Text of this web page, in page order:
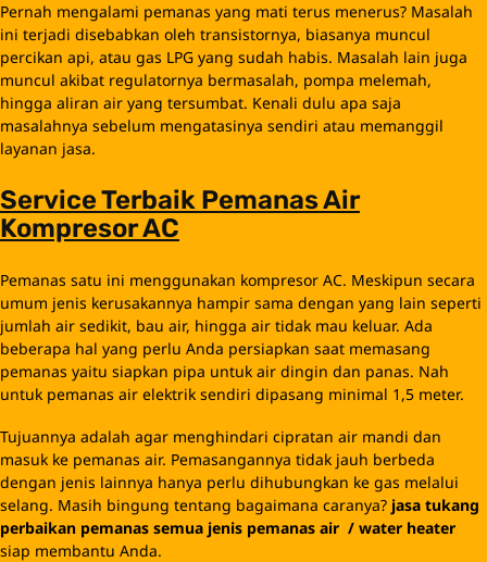
Pernah mengalami pemanas yang mati terus menerus? Masalah
ini terjadi disebabkan oleh transistornya, biasanya muncul
percikan api, atau gas LPG yang sudah habis. Masalah lain juga
muncul akibat regulatornya bermasalah, pompa melemah,
hingga aliran air yang tersumbat. Kenali dulu apa saja
masalahnya sebelum mengatasinya sendiri atau memanggil
layanan jasa.
Service Terbaik Pemanas Air
Kompresor AC
Pemanas satu ini menggunakan kompresor AC. Meskipun secara
umum jenis kerusakannya hampir sama dengan yang lain seperti
jumlah air sedikit, bau air, hingga air tidak mau keluar. Ada
beberapa hal yang perlu Anda persiapkan saat memasang
pemanas yaitu siapkan pipa untuk air dingin dan panas. Nah
untuk pemanas air elektrik sendiri dipasang minimal 1,5 meter.
Tujuannya adalah agar menghindari cipratan air mandi dan
masuk ke pemanas air. Pemasangannya tidak jauh berbeda
dengan jenis lainnya hanya perlu dihubungkan ke gas melalui
selang. Masih bingung tentang bagaimana caranya? jasa tukang
perbaikan pemanas semua jenis pemanas air / water heater
siap membantu Anda.